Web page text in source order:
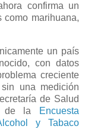
confirma un
como marihuana,
un país
con datos
creciente
una medición
de Salud
de la
Encuesta
y Tabaco